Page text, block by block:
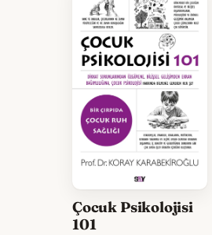
Çocuk Psikolojisi
101